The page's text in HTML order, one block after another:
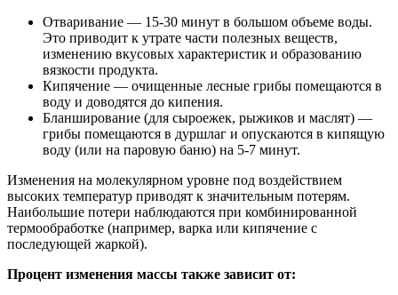
Отваривание — 15-30 минут в большом объеме воды.
Это приводит к утрате части полезных веществ,
изменению вкусовых характеристик и образованию
вязкости продукта.
Кипячение — очищенные лесные грибы помещаются в
воду и доводятся до кипения.
Бланширование (для сыроежек, рыжиков и маслят) —
грибы помещаются в дуршлаг и опускаются в кипящую
воду (или на паровую баню) на 5-7 минут.
Изменения на молекулярном уровне под воздействием
высоких температур приводят к значительным потерям.
Наибольшие потери наблюдаются при комбинированной
термообработке (например, варка или кипячение с
последующей жаркой).
Процент изменения массы также зависит от: